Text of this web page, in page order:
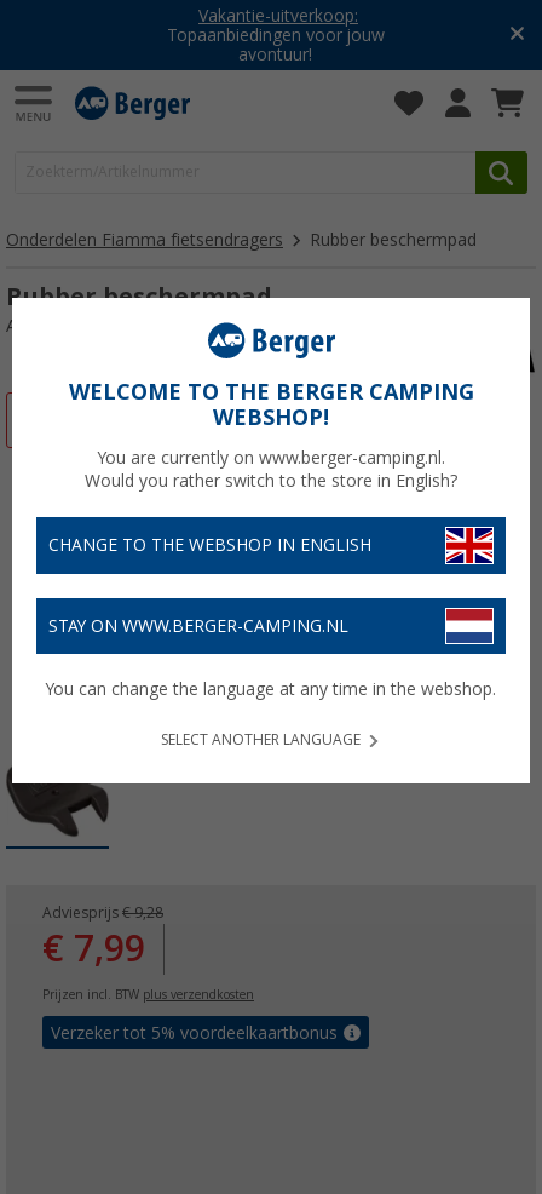
Vakantie-uitverkoop:
Topaanbiedingen voor jouw
avontuur!
Onderdelen Fiamma fietsendragers Rubber beschermpad
Rubber beschermpad
Artikelnr: 111493
Adviesprijs € 9,28
€ 7,99
Prijzen incl. BTW plus verzendkosten
Verzeker tot 5% voordeelkaartbonus
WELCOME TO THE BERGER CAMPING
WEBSHOP!
You are currently on www.berger-camping.nl.
Would you rather switch to the store in English?
CHANGE TO THE WEBSHOP IN ENGLISH
STAY ON WWW.BERGER-CAMPING.NL
You can change the language at any time in the webshop.
SELECT ANOTHER LANGUAGE